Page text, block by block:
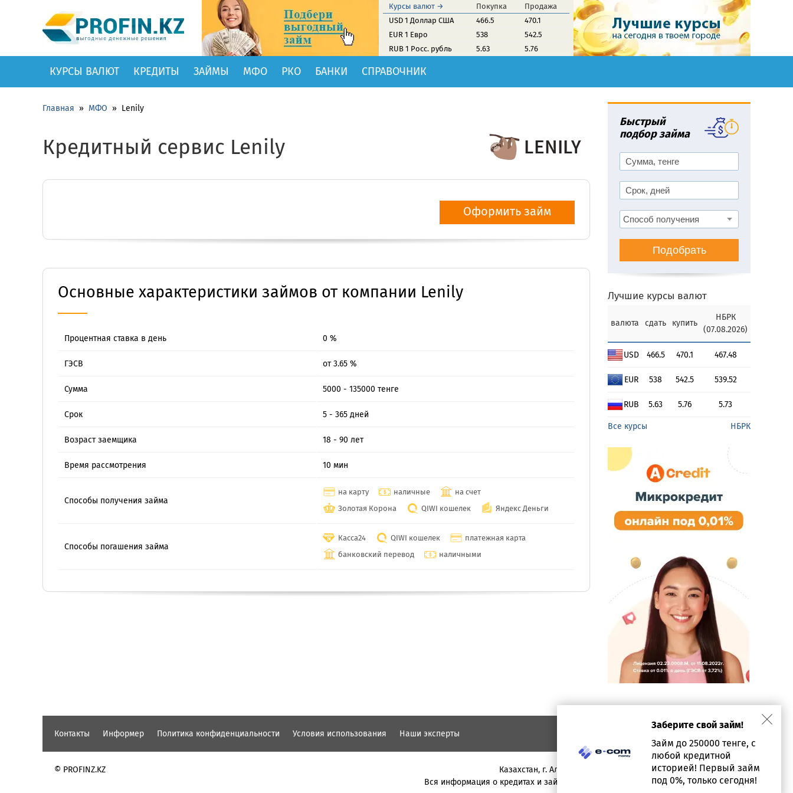
Курсы валют → Покупка
Продажа
USD 1 Доллар США
466.5
470.1
EUR 1 Евро
538
542.5
RUB 1 Росс. рубль
5.63 5.76
КУРСЫ ВАЛЮТ КРЕДИТЫ ЗАЙМЫ МФО РКО БАНКИ СПРАВОЧНИК
Главная » МФО » Lenily
Кредитный сервис Lenily
Оформить займ
Основные характеристики займов от компании Lenily
Процентная ставка в день 0 %
ГЭСВ от 3.65 %
Сумма 5000 - 135000 тенге
Срок 5 - 365 дней
Возраст заемщика 18 - 90 лет
Время рассмотрения 10 мин
Способы получения займа
на карту наличные
на счет
Золотая Корона
QIWI кошелек Яндекс Деньги
Способы погашения займа
Касса24 QIWI кошелек
платежная карта
банковский перевод
наличными
Быстрый
подбор займа
Подобрать
Лучшие курсы валют
валюта сдать купить
НБРК
(07.08.2026)
USD 466.5 470.1 467.48
EUR 538 542.5 539.52
RUB 5.63 5.76 5.73
Все курсы НБРК
Контакты Информер Политика конфиденциальности Условия использования Наши эксперты
© PROFINZ.KZ
Казахстан, г. Алматы, проспект Аль-фараби, дом 17, офис 1602
Вся информация о кредитах и займах предоставлена в ознакомительных целях.
Заберите свой займ!
Займ до 250000 тенге, с
любой кредитной
историей! Первый займ
под 0%, только сегодня!